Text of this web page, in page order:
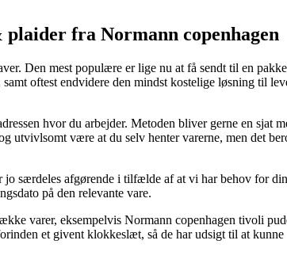
fra Normann copenhagen
Den mest populære er lige nu at få sendt til en
oftest endvidere den mindst kostelige løsning til
hvor du arbejder. Metoden bliver gerne en sjat
utvivlsomt være at du selv henter varerne, men det
særdeles afgørende i tilfælde af at vi har behov for
på den relevante vare.
varer, eksempelvis Normann copenhagen tivoli
et givent klokkeslæt, så de har udsigt til at